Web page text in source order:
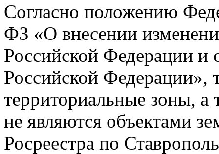
Согласно положению
ФЗ «О внесении
Российской Федерации и
Российской Федерации»,
территориальные зоны, а
не являются объектами
Росреестра по